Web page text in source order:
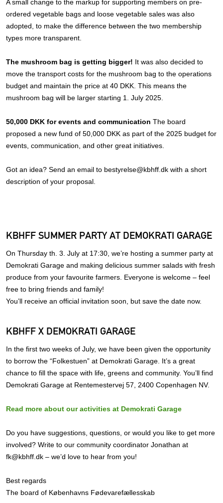
A small change to the markup for supporting members on pre-
ordered vegetable bags and loose vegetable sales was also
adopted, to make the difference between the two membership
types more transparent.
The mushroom bag is getting bigger! It was also decided to
move the transport costs for the mushroom bag to the operations
budget and maintain the price at 40 DKK. This means the
mushroom bag will be larger starting 1. July 2025.
50,000 DKK for events and communication The board
proposed a new fund of 50,000 DKK as part of the 2025 budget for
events, communication, and other great initiatives.
Got an idea? Send an email to bestyrelse@kbhff.dk with a short
description of your proposal.
KBHFF SUMMER PARTY AT DEMOKRATI GARAGE
On Thursday th. 3. July at 17:30, we’re hosting a summer party at
Demokrati Garage and making delicious summer salads with fresh
produce from your favourite farmers. Everyone is welcome – feel
free to bring friends and family!
You’ll receive an official invitation soon, but save the date now.
KBHFF X DEMOKRATI GARAGE
In the first two weeks of July, we have been given the opportunity
to borrow the “Folkestuen” at Demokrati Garage. It’s a great
chance to fill the space with life, greens and community. You’ll find
Demokrati Garage at Rentemestervej 57, 2400 Copenhagen NV.
Read more about our activities at Demokrati Garage
Do you have suggestions, questions, or would you like to get more
involved? Write to our community coordinator Jonathan at
fk@kbhff.dk – we’d love to hear from you!
Best regards
The board of Københavns Fødevarefællesskab